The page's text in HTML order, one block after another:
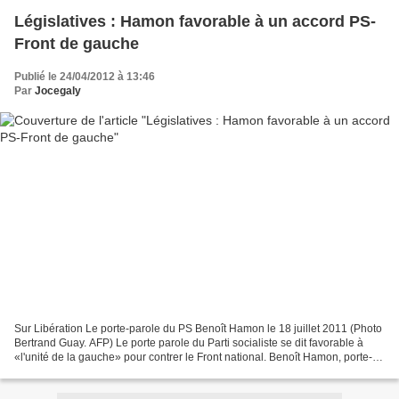
Législatives : Hamon favorable à un accord PS-
Front de gauche
Publié le 24/04/2012 à 13:46
Par Jocegaly
Sur Libération Le porte-parole du PS Benoît Hamon le 18 juillet 2011 (Photo
Bertrand Guay. AFP) Le porte parole du Parti socialiste se dit favorable à
«l'unité de la gauche» pour contrer le Front national. Benoît Hamon, porte-